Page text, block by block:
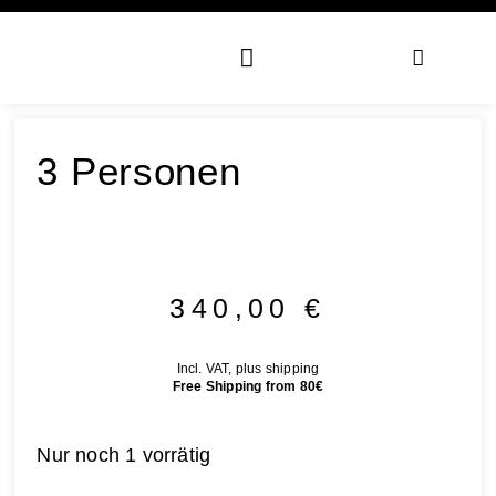
3 Personen
340,00€
Incl. VAT, plus shipping
Free Shipping from 80€
Nur noch 1 vorrätig